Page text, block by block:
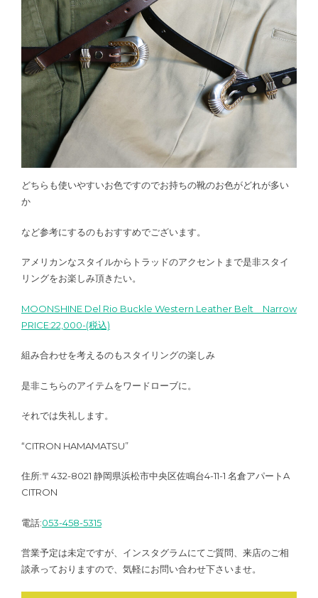
どちらも使いやすいお色ですのでお持ちの靴のお色がどれが多い
か
など参考にするのもおすすめでございます。
アメリカンなスタイルからトラッドのアクセントまで是非スタイ
リングをお楽しみ頂きたい。
MOONSHINE Del Rio Buckle Western Leather Belt Narrow
PRICE:22,000-(税込)
組み合わせを考えるのもスタイリングの楽しみ
是非こちらのアイテムをワードローブに。
それでは失礼します。
“CITRON HAMAMATSU”
住所:〒432-8021 静岡県浜松市中央区佐鳴台4-11-1 名倉アパートA
CITRON
電話:053-458-5315
営業予定は未定ですが、インスタグラムにてご質問、来店のご相
談承っておりますので、気軽にお問い合わせ下さいませ。